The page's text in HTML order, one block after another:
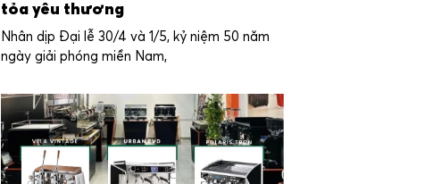
tỏa yêu thương
Nhân dịp Đại lễ 30/4 và 1/5, kỷ niệm 50 năm
ngày giải phóng miền Nam,